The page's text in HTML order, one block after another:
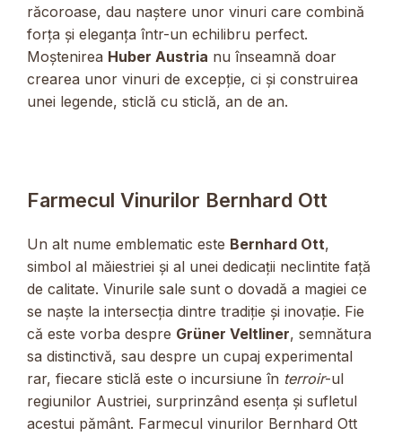
răcoroase, dau naștere unor vinuri care combină
forța și eleganța într-un echilibru perfect.
Moștenirea Huber Austria nu înseamnă doar
crearea unor vinuri de excepție, ci și construirea
unei legende, sticlă cu sticlă, an de an.
Farmecul Vinurilor Bernhard Ott
Un alt nume emblematic este Bernhard Ott,
simbol al măiestriei și al unei dedicații neclintite față
de calitate. Vinurile sale sunt o dovadă a magiei ce
se naște la intersecția dintre tradiție și inovație. Fie
că este vorba despre Grüner Veltliner, semnătura
sa distinctivă, sau despre un cupaj experimental
rar, fiecare sticlă este o incursiune în terroir-ul
regiunilor Austriei, surprinzând esența și sufletul
acestui pământ. Farmecul vinurilor Bernhard Ott